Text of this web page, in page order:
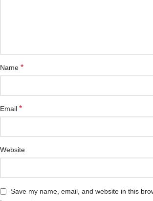
Name *
Email *
Website
Save my name, email, and website in this